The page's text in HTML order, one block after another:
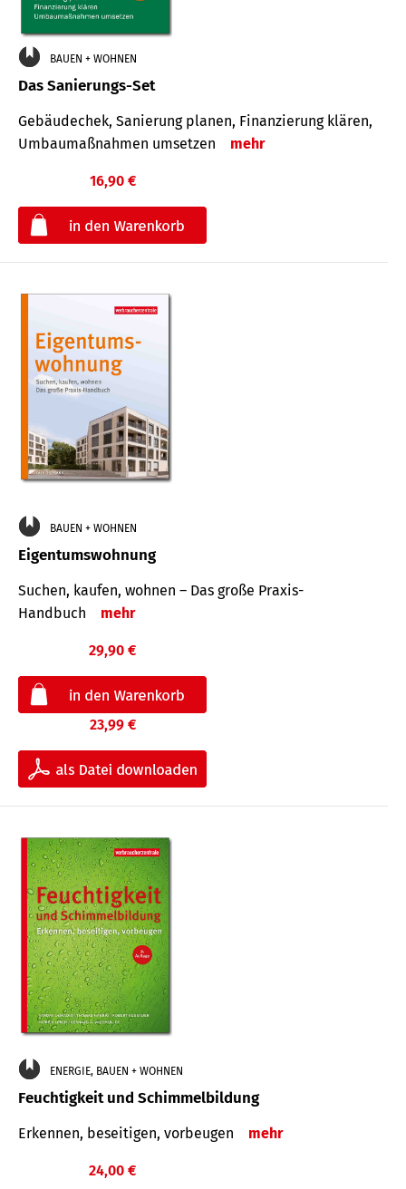
BAUEN + WOHNEN
Das Sanierungs-Set
Gebäudechek, Sanierung planen, Finanzierung klären,
Umbaumaßnahmen umsetzen
mehr
16,90 €
BAUEN + WOHNEN
Eigentumswohnung
Suchen, kaufen, wohnen – Das große Praxis-
Handbuch
mehr
29,90 €
23,99 €
ENERGIE, BAUEN + WOHNEN
Feuchtigkeit und Schimmelbildung
Erkennen, beseitigen, vorbeugen mehr
24,00 €